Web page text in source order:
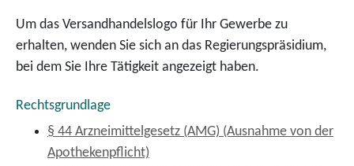
Um das Versandhandelslogo für Ihr Gewerbe zu
erhalten, wenden Sie sich an das Regierungspräsidium,
bei dem Sie Ihre Tätigkeit angezeigt haben.
Rechtsgrundlage
§ 44 Arzneimittelgesetz (AMG) (Ausnahme von der
Apothekenpflicht)